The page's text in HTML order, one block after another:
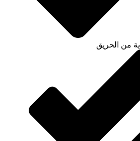
من الحريق